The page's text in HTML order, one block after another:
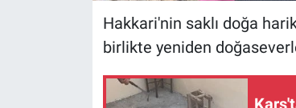
Hakkari'nin saklı doğa
birlikte yeniden